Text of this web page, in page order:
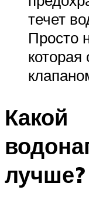
течет
Просто
Какой
лучше?